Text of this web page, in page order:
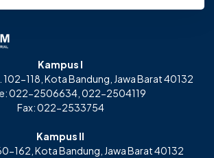
Kampus I
102-118, Kota Bandung, Jawa Barat 40132
022-2506634, 022-2504119
Fax: 022-2533754
Kampus II
162, Kota Bandung, Jawa Barat 40132